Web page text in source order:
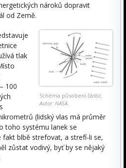
nároků dopravit
od Země.
Schéma působení částic.
Autor: NASA.
tlak
100
(lidský vlas má průměr
toho systému lanek se
blbě strefovat, a strefí-li se,
zůstat vodivý, byť by se nějaký